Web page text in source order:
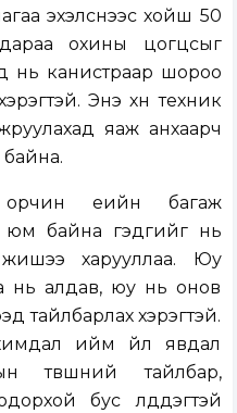
эхэлснээс хойш 50
охины цогцсыг
нь канистраар шороо
Энэ хүн техник
яаж анхаарч
үеийн багаж
юм байна гэдгийг нь
харууллаа. Юу
нь алдав, юу нь онов
тайлбарлах хэрэгтэй.
ийм үйл явдал
түвшний тайлбар,
бус үлддэгтэй